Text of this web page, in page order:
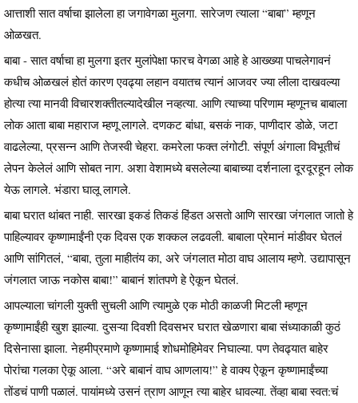
आत्ताशी सात वर्षाचा झालेला हा जगावेगळा मुलगा. सारेजण त्याला “बाबा” म्हणून
ओळखत.
बाबा - सात वर्षाचा हा मुलगा इतर मुलांपेक्षा फारच वेगळा आहे हे आख्ख्या पाचलेगावनं
कधीच ओळखलं होतं कारण एवढ्या लहान वयातच त्यानं आजवर ज्या लीला दाखवल्या
होत्या त्या मानवी विचारशक्तीतल्यादेखील नव्हत्या. आणि त्याच्या परिणाम म्हणूनच बाबाला
लोक आता बाबा महाराज म्हणू लागले. दणकट बांधा, बसकं नाक, पाणीदार डोळे, जटा
वाढलेल्या, प्रसन्न आणि तेजस्वी चेहरा. कमरेला फक्त लंगोटी. संपूर्ण अंगाला विभूतीचं
लेपन केलेलं आणि सोबत नाग. अशा वेशामध्ये बसलेल्या बाबाच्या दर्शनाला दूरदूरहून लोक
येऊ लागले. भंडारा घालू लागले.
बाबा घरात थांबत नाही. सारखा इकडं तिकडं हिंडत असतो आणि सारखा जंगलात जातो हे
पाहिल्यावर कृष्णामाईंनी एक दिवस एक शक्कल लढवली. बाबाला प्रेमानं मांडीवर घेतलं
आणि सांगितलं, “बाबा, तुला माहीतंय का, अरे जंगलात मोठा वाघ आलाय म्हणे. उद्यापासून
जंगलात जाऊ नकोस बाबा!” बाबानं शांतपणे हे ऐकून घेतलं.
आपल्याला चांगली युक्ती सुचली आणि त्यामुळे एक मोठी काळजी मिटली म्हणून
कृष्णामाईंही खुश झाल्या. दुसऱ्या दिवशी दिवसभर घरात खेळणारा बाबा संध्याकाळी कुठं
दिसेनासा झाला. नेहमीप्रमाणे कृष्णामाई शोधमोहिमेवर निघाल्या. पण तेवढ्यात बाहेर
पोरांचा गलका ऐकू आला. “अरे बाबानं वाघ आणलाय!” हे वाक्य ऐकून कृष्णामाईंच्या
तोंडचं पाणी पळालं. पायांमध्ये उसनं त्राण आणून त्या बाहेर धावल्या. तेंव्हा बाबा स्वत:चं